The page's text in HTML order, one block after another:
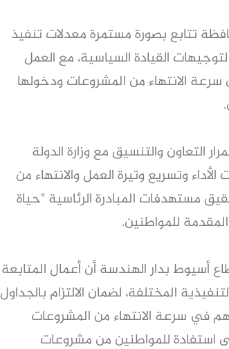
تتابع بصورة مستمرة معدلات تنفيذ
القيادة السياسية، مع العمل
الانتهاء من المشروعات ودخولها
التعاون والتنسيق مع وزارة الدولة
وتسريع وتيرة العمل والانتهاء من
مستهدفات المبادرة الرئاسية "حياة
للمواطنين.
بدار الهندسة أن أعمال المتابعة
المختلفة، لضمان الالتزام بالجداول
في سرعة الانتهاء من المشروعات
استفادة للمواطنين من مشروعات